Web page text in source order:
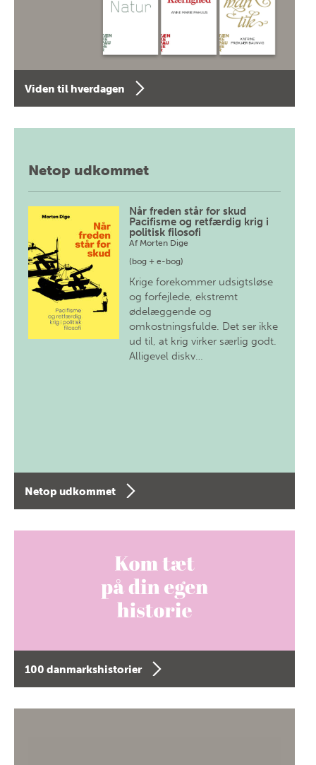
Viden til hverdagen
Netop udkommet
Når freden står for skud
Pacifisme og retfærdig krig i
politisk filosofi
Af Morten Dige
(bog + e-bog)
Krige forekommer udsigtsløse
og forfejlede, ekstremt
ødelæggende og
omkostningsfulde. Det ser ikke
ud til, at krig virker særlig godt.
Alligevel diskv…
Netop udkommet
100 danmarkshistorier